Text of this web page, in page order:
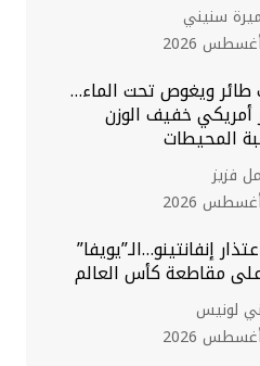
سنيني
طائر ويغوص تحت الماء…
أمريكي خفيف الوزن
المحيطات
فزيز
إنفانتينو…الـ”يويفا”
مقاطعة كأس العالم
لونيس